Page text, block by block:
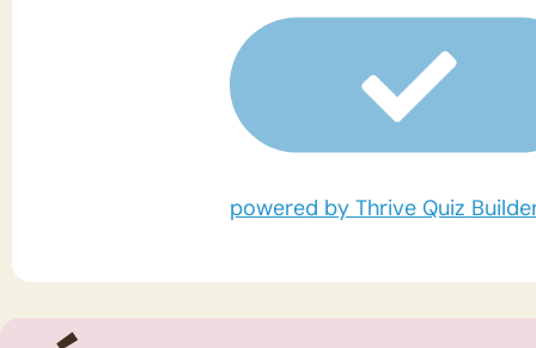
powered by Thrive Quiz